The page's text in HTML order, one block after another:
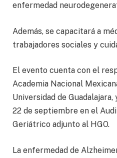
enfermedad
Además, se capacitará a
trabajadores sociales y
El evento cuenta con el
Academia Nacional
Universidad de
22 de septiembre en el
Geriátrico adjunto al HGO.
La enfermedad de